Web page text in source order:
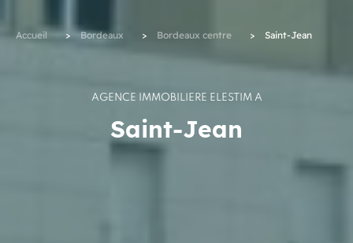
Accueil > Bordeaux > Bordeaux centre > Saint-Jean
AGENCE IMMOBILIÈRE ELESTIM À
Saint-Jean